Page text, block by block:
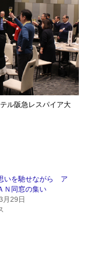
ル阪急レスパイア大
いを馳せながら ア
Ｎ同窓の集い
月29日